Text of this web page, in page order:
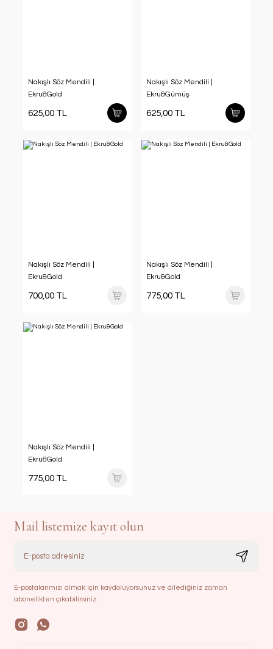
Nakışlı Söz Mendili |
Ekru&Gold
625,00 TL
Nakışlı Söz Mendili |
Ekru&Gümüş
625,00 TL
Nakışlı Söz Mendili |
Ekru&Gold
700,00 TL
Nakışlı Söz Mendili |
Ekru&Gold
775,00 TL
Nakışlı Söz Mendili |
Ekru&Gold
775,00 TL
Mail listemize kayıt olun
E-postalarımızı almak için kaydoluyorsunuz ve dilediğiniz zaman
abonelikten çıkabilirsiniz.